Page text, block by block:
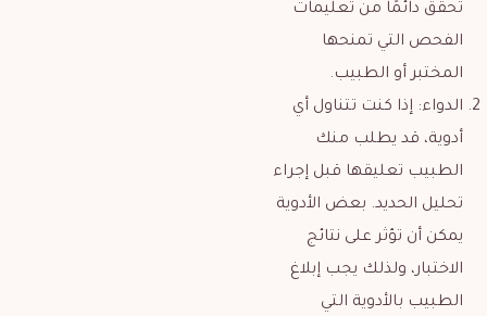
تحقق دائمًا من تعليمات
الفحص التي تمنحها
المختبر أو الطبيب.
الدواء: إذا كنت تتناول أي
أدوية، قد يطلب منك
الطبيب تعليقها قبل إجراء
تحليل الحديد. بعض الأدوية
يمكن أن تؤثر على نتائج
الاختبار، ولذلك يجب إبلاغ
الطبيب بالأدوية التي